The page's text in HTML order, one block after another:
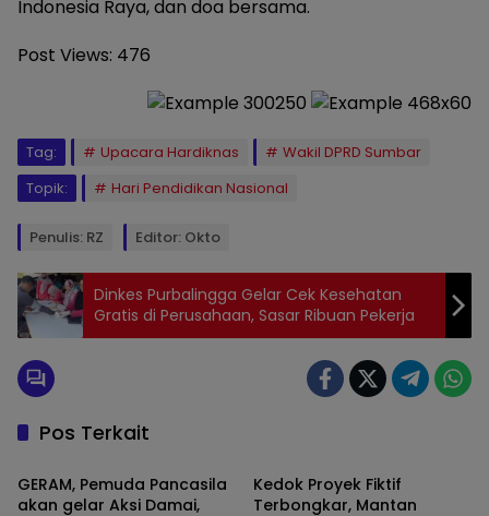
Indonesia Raya, dan doa bersama.
Post Views: 476
Tag: Upacara Hardiknas
Wakil DPRD Sumbar
Topik:
Hari Pendidikan Nasional
Penulis: RZ Editor: Okto
Dinkes Purbalingga Gelar Cek Kesehatan
Gratis di Perusahaan, Sasar Ribuan Pekerja
Pos Terkait
Berita
GERAM, Pemuda Pancasila
akan gelar Aksi Damai,
Kedok Proyek Fiktif
Terbongkar, Mantan